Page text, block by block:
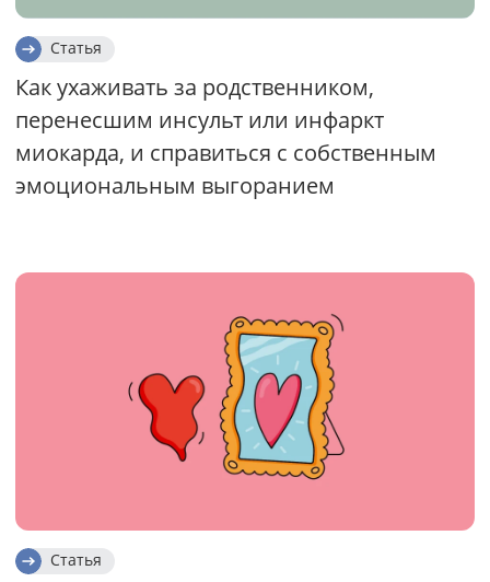
Статья
Как ухаживать за родственником,
перенесшим инсульт или инфаркт
миокарда, и справиться с собственным
эмоциональным выгоранием
Статья